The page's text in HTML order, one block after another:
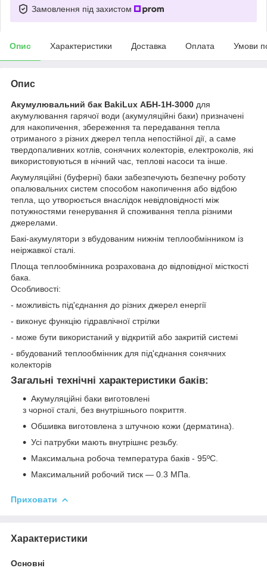
Замовлення під захистом
Опис Характеристики Доставка Оплата Умови
Опис
Акумулювальний бак BakiLux АБН-1Н-3000 для
акумулювання гарячої води (акумуляційні баки) призначені
для накопичення, збереження та передавання тепла
отриманого з різних джерел тепла непостійної дії, а саме
твердопаливних котлів, сонячних колекторів, електроколів, які
використовуються в нічний час, теплові насоси та інше.
Акумуляційні (буферні) баки забезпечують безпечну роботу
опалювальних систем способом накопичення або відбою
тепла, що утворюється внаслідок невідповідності між
потужностями генерування й споживання тепла різними
джерелами.
Бакі-акумулятори з вбудованим нижнім теплообмінником із
неіржавкої сталі.
Площа теплообмінника розрахована до відповідної місткості
бака.
Особливості:
- можливість під'єднання до різних джерел енергії
- виконує функцію гідравлічної стрілки
- може бути використаний у відкритій або закритій системі
- вбудований теплообмінник для під'єднання сонячних
колекторів
Загальні технічні характеристики баків:
Акумуляційні баки виготовлені
з чорної сталі, без внутрішнього покриття.
Обшивка виготовлена з штучною кожи (дерматина).
Усі патрубки мають внутрішнє резьбу.
Максимальна робоча температура баків - 95ºС.
Максимальний робочий тиск — 0.3 МПа.
Приховати
Характеристики
Основні